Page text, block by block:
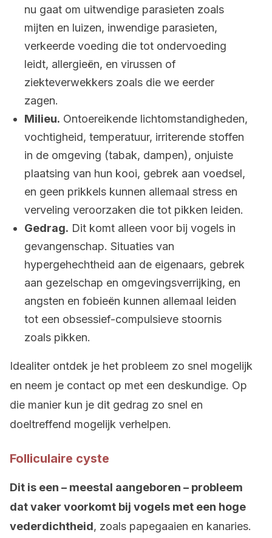
nu gaat om uitwendige parasieten zoals
mijten en luizen, inwendige parasieten,
verkeerde voeding die tot ondervoeding
leidt, allergieën, en virussen of
ziekteverwekkers zoals die we eerder
zagen.
Milieu. Ontoereikende lichtomstandigheden,
vochtigheid, temperatuur, irriterende stoffen
in de omgeving (tabak, dampen), onjuiste
plaatsing van hun kooi, gebrek aan voedsel,
en geen prikkels kunnen allemaal stress en
verveling veroorzaken die tot pikken leiden.
Gedrag. Dit komt alleen voor bij vogels in
gevangenschap. Situaties van
hypergehechtheid aan de eigenaars, gebrek
aan gezelschap en omgevingsverrijking, en
angsten en fobieën kunnen allemaal leiden
tot een obsessief-compulsieve stoornis
zoals pikken.
Idealiter ontdek je het probleem zo snel mogelijk
en neem je contact op met een deskundige. Op
die manier kun je dit gedrag zo snel en
doeltreffend mogelijk verhelpen.
Folliculaire cyste
Dit is een – meestal aangeboren – probleem
dat vaker voorkomt bij vogels met een hoge
vederdichtheid, zoals papegaaien en kanaries.